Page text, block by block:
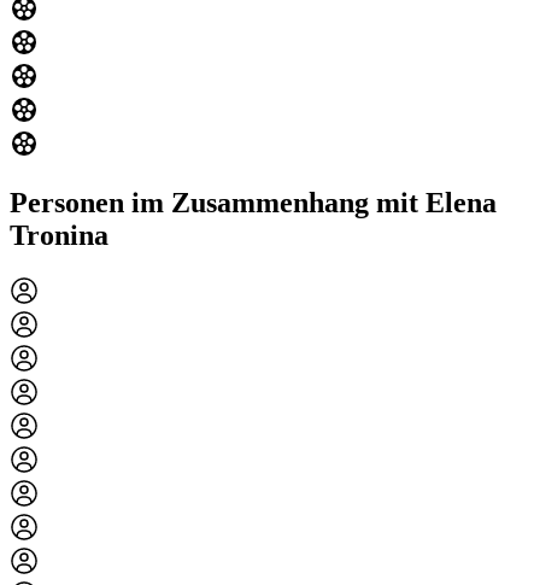
Personen im Zusammenhang mit Elena
Tronina